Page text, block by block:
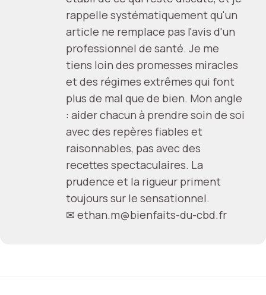
rappelle systématiquement qu'un
article ne remplace pas l'avis d'un
professionnel de santé. Je me
tiens loin des promesses miracles
et des régimes extrêmes qui font
plus de mal que de bien. Mon angle
: aider chacun à prendre soin de soi
avec des repères fiables et
raisonnables, pas avec des
recettes spectaculaires. La
prudence et la rigueur priment
toujours sur le sensationnel.
✉ ethan.m@bienfaits-du-cbd.fr